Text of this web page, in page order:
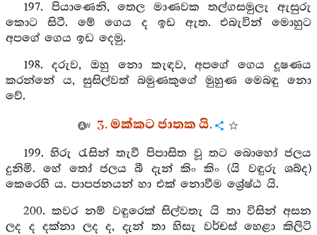
197. පියාණෙනි, තෙල මාණවක තල්ගසමුලැ ඇසුරු
කොට සිටී. මේ ගෙය ද ඉඩ ඇත. එබැවින් මොහුට
අපගේ ගෙය ඉඩ දෙමු.
198. දරුව, ඔහු නො කැඳව, අපගේ ගෙය දූෂණය
කරන්නේ ය, සුසිල්වත් බමුණකුගේ මුහුණ මෙබඳු නො
වේ.
3. මක්කට ජාතක යි.
199. හිරු රැසින් තැවී පිපාසිත වූ තට බොහෝ ජලය
දුනිමි. හේ තෝ ජලය බී දැන් කිං කිං (යි වඳුරු ශබ්ද)
කෙරෙහි ය. පාපජනයන් හා එක් නොවීම ශ්‍රේෂ්ඨ යි.
200. කවර නම් වඳුරෙක් සිල්වතැ යි තා විසින් අසන
ලද ද දක්නා ලද ද, දැන් තා හිසැ වර්චස් හෙළා කිලිටි